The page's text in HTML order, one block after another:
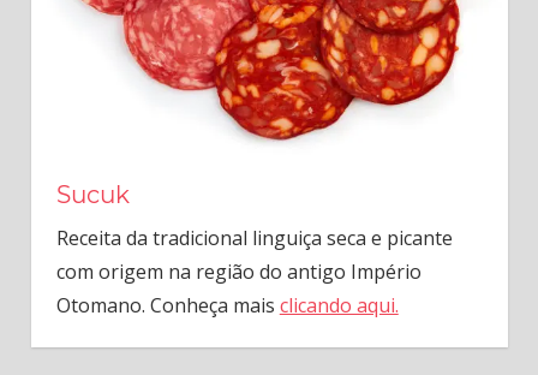
Sucuk
Receita da tradicional linguiça seca e picante
com origem na região do antigo Império
Otomano. Conheça mais clicando aqui.